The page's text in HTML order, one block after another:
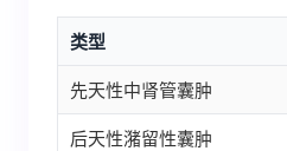
类型
先天性中肾管囊肿
后天性潴留性囊肿